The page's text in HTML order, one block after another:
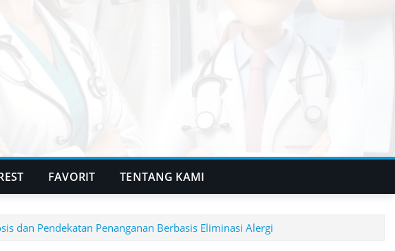
FAVORIT TENTANG KAMI
dan Pendekatan Penanganan Berbasis Eliminasi Alergi